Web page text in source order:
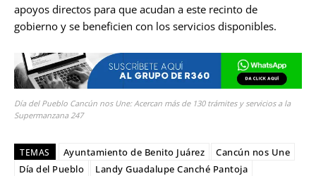
apoyos directos para que acudan a este recinto de
gobierno y se beneficien con los servicios disponibles.
Día del Pueblo Cancún nos Une: Acercan más de 130 trámites y servicios a la
Supermanzana 247
TEMAS Ayuntamiento de Benito Juárez
Cancún nos Une
Día del Pueblo
Landy Guadalupe Canché Pantoja